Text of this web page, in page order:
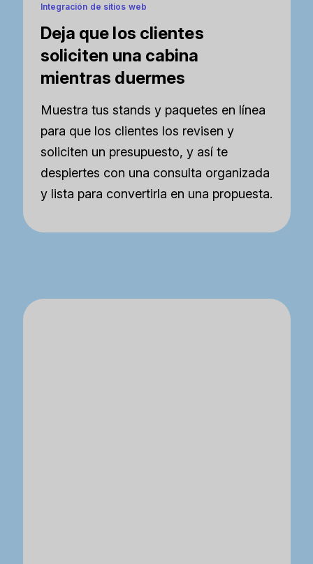
Integración de sitios web
Deja que los clientes
soliciten una cabina
mientras duermes
Muestra tus stands y paquetes en línea
para que los clientes los revisen y
soliciten un presupuesto, y así te
despiertes con una consulta organizada
y lista para convertirla en una propuesta.